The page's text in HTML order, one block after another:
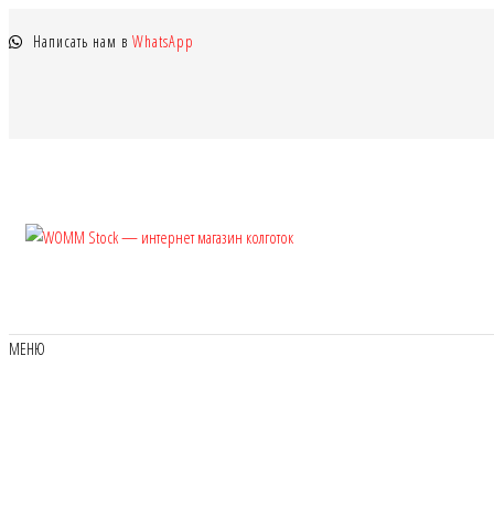
к
Написать нам в WhatsApp
магазин
чулки,
МЕНЮ